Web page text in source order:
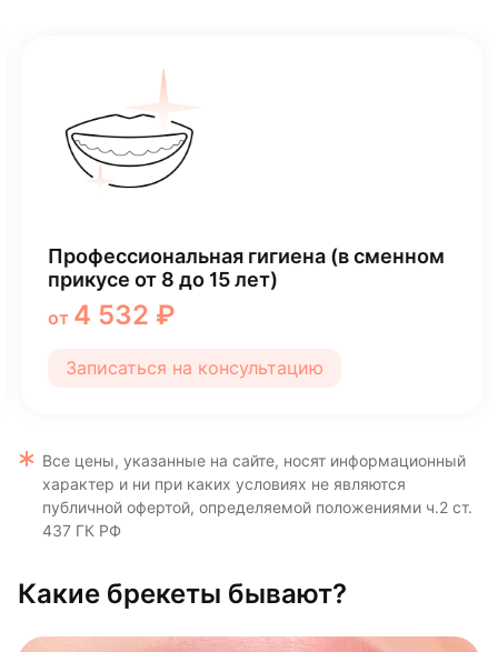
Профессиональная гигиена (в сменном
прикусе от 8 до 15 лет)
от 4 532 ₽
Записаться на консультацию
Все цены, указанные на сайте, носят информационный
характер и ни при каких условиях не являются
публичной офертой, определяемой положениями ч.2 ст.
437 ГК РФ
Какие брекеты бывают?